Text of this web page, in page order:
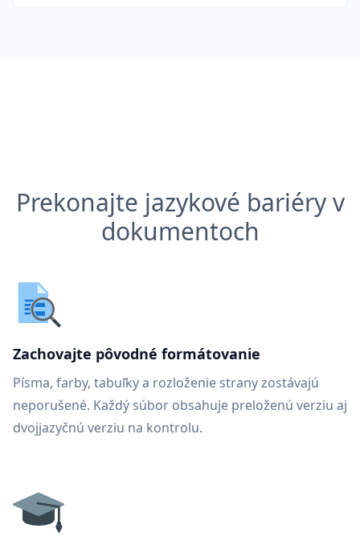
Prekonajte jazykové bariéry v
dokumentoch
Zachovajte pôvodné formátovanie
Písma, farby, tabuľky a rozloženie strany zostávajú
neporušené. Každý súbor obsahuje preloženú verziu aj
dvojjazyčnú verziu na kontrolu.